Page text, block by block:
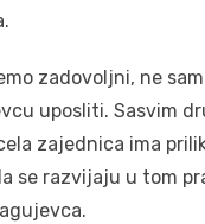
zadovoljni, ne
uposliti. Sasvim
zajednica ima
se razvijaju u tom